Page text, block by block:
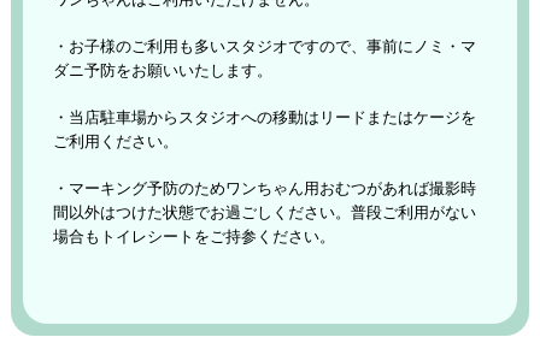
・お子様のご利用も多いスタジオですので、事前にノミ・マ
ダニ予防をお願いいたします。
・当店駐車場からスタジオへの移動はリードまたはケージを
ご利用ください。
・マーキング予防のためワンちゃん用おむつがあれば撮影時
間以外はつけた状態でお過ごしください。普段ご利用がない
場合もトイレシートをご持参ください。